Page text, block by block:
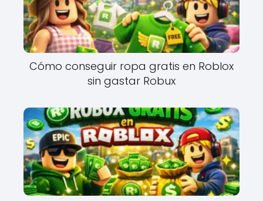
Cómo conseguir ropa gratis en Roblox
sin gastar Robux